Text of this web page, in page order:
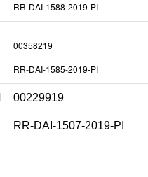
RR-DAI-1588-2019-PI
00358219
RR-DAI-1585-2019-PI
00229919
RR-DAI-1507-2019-PI